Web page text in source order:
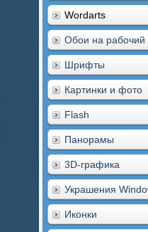
Wordarts
Обои на рабочий
Шрифты
Картинки и фото
Flash
Панорамы
3D-графика
Украшения
Иконки